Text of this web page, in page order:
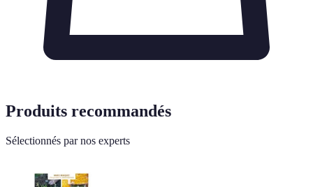
Produits recommandés
Sélectionnés par nos experts